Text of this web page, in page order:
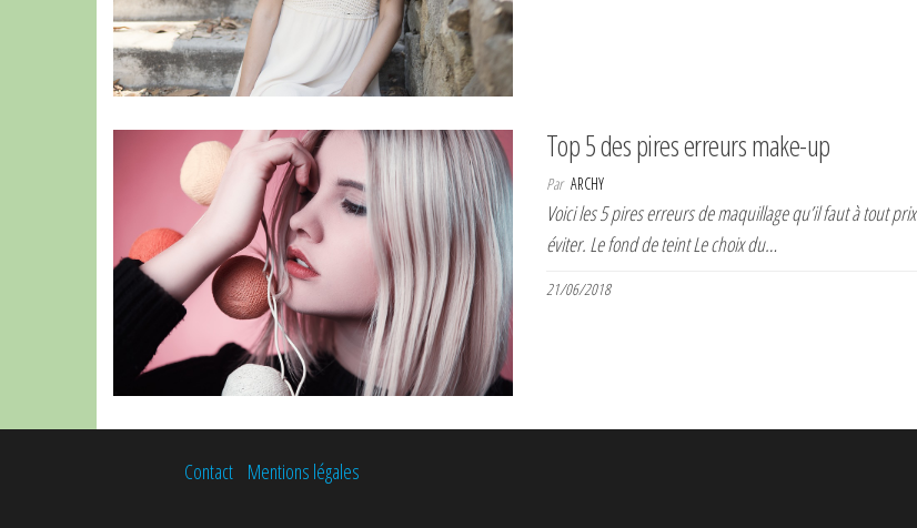
Top 5 des pires erreurs make-up
Par ARCHY
Voici les 5 pires erreurs de maquillage qu’il faut à tout prix
éviter. Le fond de teint Le choix du…
21/06/2018
Contact Mentions légales